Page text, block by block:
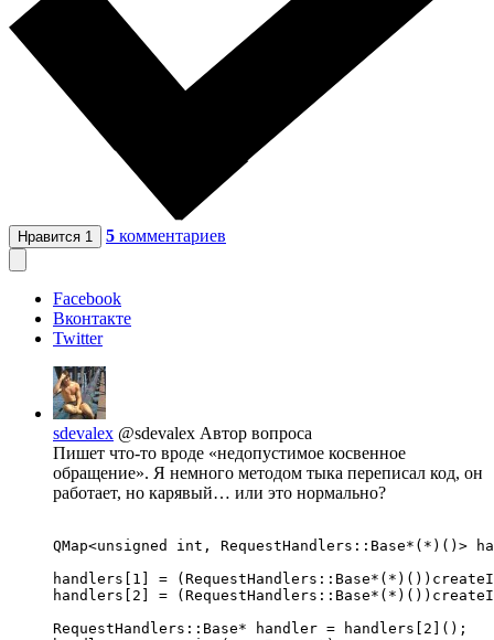
Нравится 1 5 комментариев
Facebook
Вконтакте
Twitter
sdevalex @sdevalex Автор вопроса
Пишет что-то вроде «недопустимое косвенное
обращение». Я немного методом тыка переписал код, он
работает, но карявый… или это нормально?
QMap<unsigned int, RequestHandlers::Base*(*)()>
handlers[1] =
handlers[2] =
RequestHandlers::Base* handler = handlers[2]();